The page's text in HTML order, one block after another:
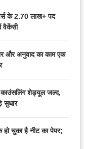
के 2.70 लाख+ पद
वैकेंसी
और अनुवाद का काम एक
शेड्यूल जल्द,
सुधार
चुका है नीट का पेपर;